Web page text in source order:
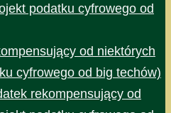
podatku cyfrowego od
od niektórych
cyfrowego od big techów)
rekompensujący od